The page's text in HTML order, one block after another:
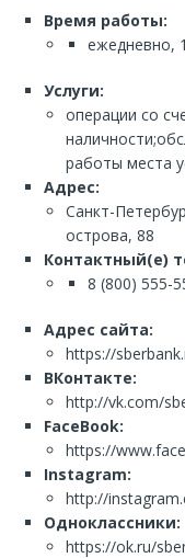
Время работы:
ежедневно,
Услуги:
операции со
работы места
Адрес:
Санкт-
острова, 88
Контактный(е)
8 (800) 555-
Адрес сайта:
https://
ВКонтакте:
http://vk.com/
FaceBook:
https://
Instagram:
http://
Одноклассники:
https://ok.ru/